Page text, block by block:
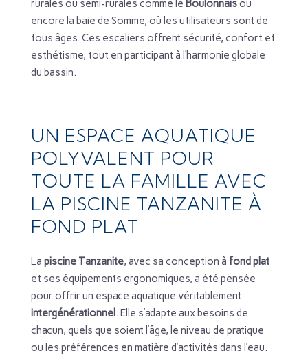
rurales ou semi-rurales comme le Boulonnaisou
encore la baie de Somme, où les utilisateurs sont de
tous âges. Ces escaliers offrent sécurité, confort et
esthétisme, tout en participant à l’harmonie globale
du bassin.
UN ESPACE AQUATIQUE
POLYVALENT POUR
TOUTE LA FAMILLE AVEC
LA PISCINE TANZANITE À
FOND PLAT
La piscine Tanzanite, avec sa conception à fond plat
et ses équipements ergonomiques, a été pensée
pour offrir un espace aquatique véritablement
intergénérationnel . Elle s’adapte aux besoins de
chacun, quels que soient l’âge, le niveau de pratique
ou les préférences en matière d’activités dans l’eau.